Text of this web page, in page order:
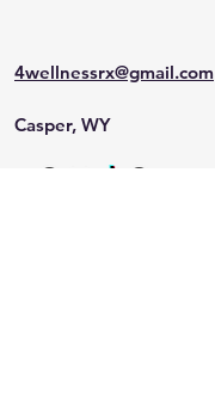
4wellnessrx@gmail.com
Casper, WY